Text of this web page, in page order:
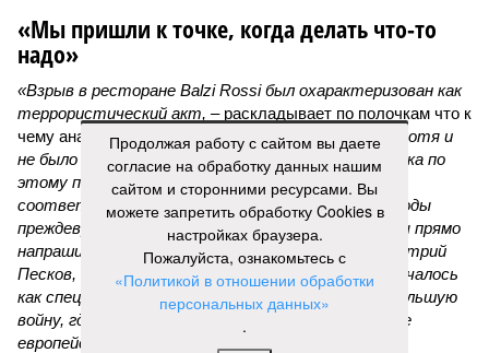
«Мы пришли к точке, когда делать что-то
надо»
«Взрыв в ресторане Balzi Rossi был охарактеризован как
террористический акт, –раскладывает по полочкам что к
чему аналитик и телеведущий
Дмитрий Саймс
хотя и
не было указано, кто за него ответственен. И пока по
этому поводу нет официальных заявлений
соответствующих органов, окончательные выводы
преждевременны. А вот предварительные выводы прямо
напрашиваются. Россия, как недавно говорил Дмитрий
Песков, находится в состоянии войны. То, что началось
как специальная военная операция, переросло в большую
войну, где на стороне Украины участвуют многие
европейские государства – непосредственно
Продолжая работу с сайтом вы даете
согласие на обработку данных нашим
сайтом и сторонними ресурсами. Вы
можете запретить обработку Cookies в
настройках браузера.
Пожалуйста, ознакомьтесь с
«Политикой в отношении обработки
персональных данных»
.